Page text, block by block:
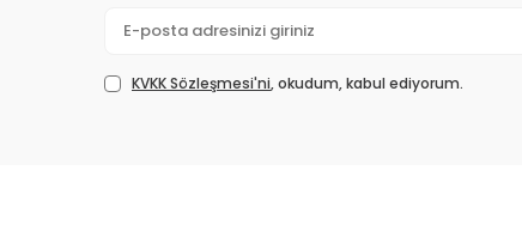
KVKK Sözleşmesi'ni, okudum, kabul ediyorum.